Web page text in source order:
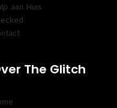
aan Huis
The Glitch